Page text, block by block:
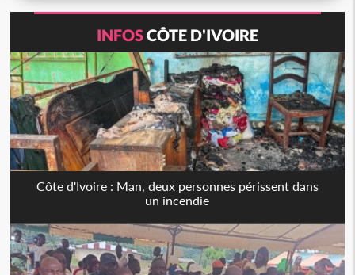
INFOSCÔTE D'IVOIRE
Côte d'Ivoire : Man, deux personnes périssent dans
un incendie